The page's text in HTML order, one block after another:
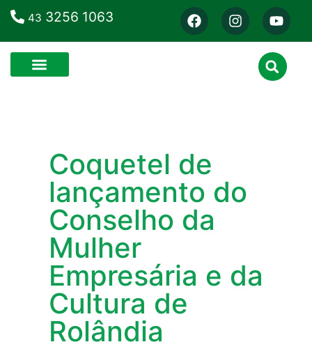
43 3256 1063
Coquetel de
lançamento do
Conselho da
Mulher
Empresária e da
Cultura de
Rolândia